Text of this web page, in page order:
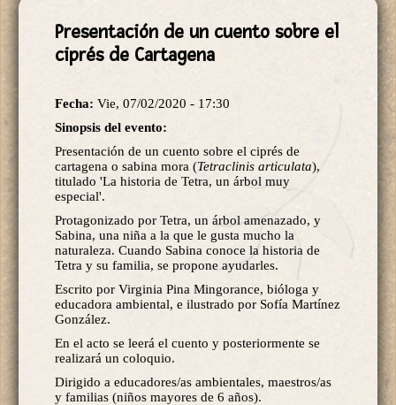
Presentación de un cuento sobre el
ciprés de Cartagena
Fecha: Vie, 07/02/2020 - 17:30
Sinopsis del evento:
Presentación de un cuento sobre el ciprés de
cartagena o sabina mora (Tetraclinis articulata),
titulado 'La historia de Tetra, un árbol muy
especial'.
Protagonizado por Tetra, un árbol amenazado, y
Sabina, una niña a la que le gusta mucho la
naturaleza. Cuando Sabina conoce la historia de
Tetra y su familia, se propone ayudarles.
Escrito por Virginia Pina Mingorance, bióloga y
educadora ambiental, e ilustrado por Sofía Martínez
González.
En el acto se leerá el cuento y posteriormente se
realizará un coloquio.
Dirigido a educadores/as ambientales, maestros/as
y familias (niños mayores de 6 años).